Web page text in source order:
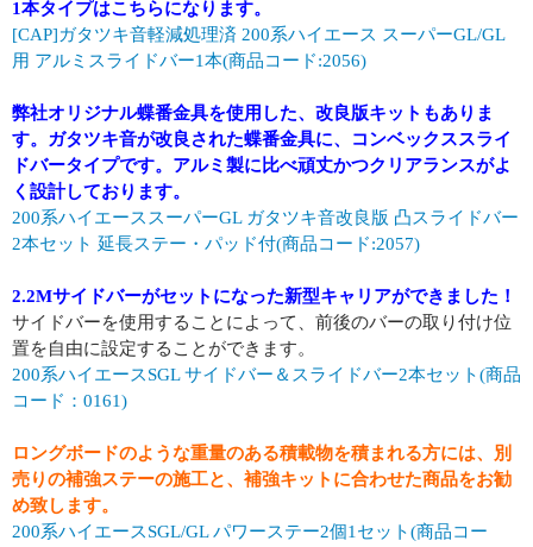
1本タイプはこちらになります。
[CAP]ガタツキ音軽減処理済 200系ハイエース スーパーGL/GL
用 アルミスライドバー1本(商品コード:2056)
弊社オリジナル蝶番金具を使用した、改良版キットもありま
す。ガタツキ音が改良された蝶番金具に、コンベックススライ
ドバータイプです。アルミ製に比べ頑丈かつクリアランスがよ
く設計しております。
200系ハイエーススーパーGL ガタツキ音改良版 凸スライドバー
2本セット 延長ステー・パッド付(商品コード:2057)
2.2Mサイドバーがセットになった新型キャリアができました！
サイドバーを使用することによって、前後のバーの取り付け位
置を自由に設定することができます。
200系ハイエースSGL サイドバー＆スライドバー2本セット(商品
コード：0161)
ロングボードのような重量のある積載物を積まれる方には、別
売りの補強ステーの施工と、補強キットに合わせた商品をお勧
め致します。
200系ハイエースSGL/GL パワーステー2個1セット(商品コー